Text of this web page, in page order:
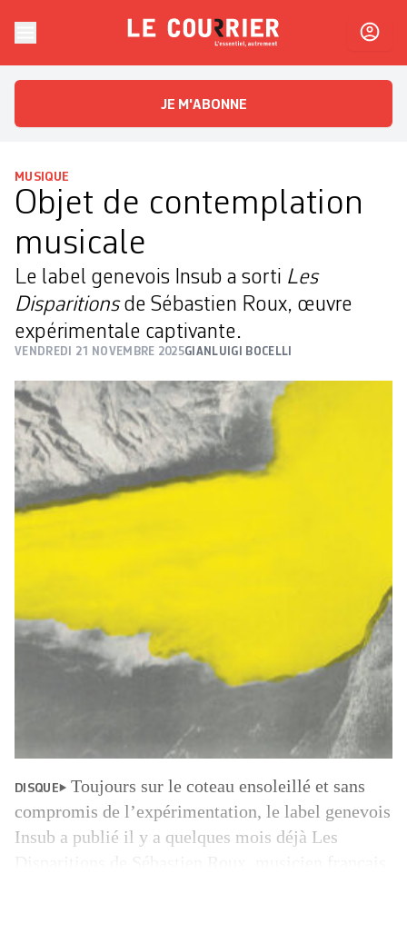
Le CourrierL'essentiel, autrement
JE M'ABONNE
MUSIQUE
Objet de contemplation
musicale
Le label genevois Insub a sorti Les
Disparitionsde Sébastien Roux, œuvre
expérimentale captivante.
VENDREDI 21 NOVEMBRE 2025GIANLUIGI BOCELLI
DISQUE
Toujours sur le coteau ensoleillé et sans
compromis de l’expérimentation, le label genevois
Insub a publié il y a quelques mois déjà Les